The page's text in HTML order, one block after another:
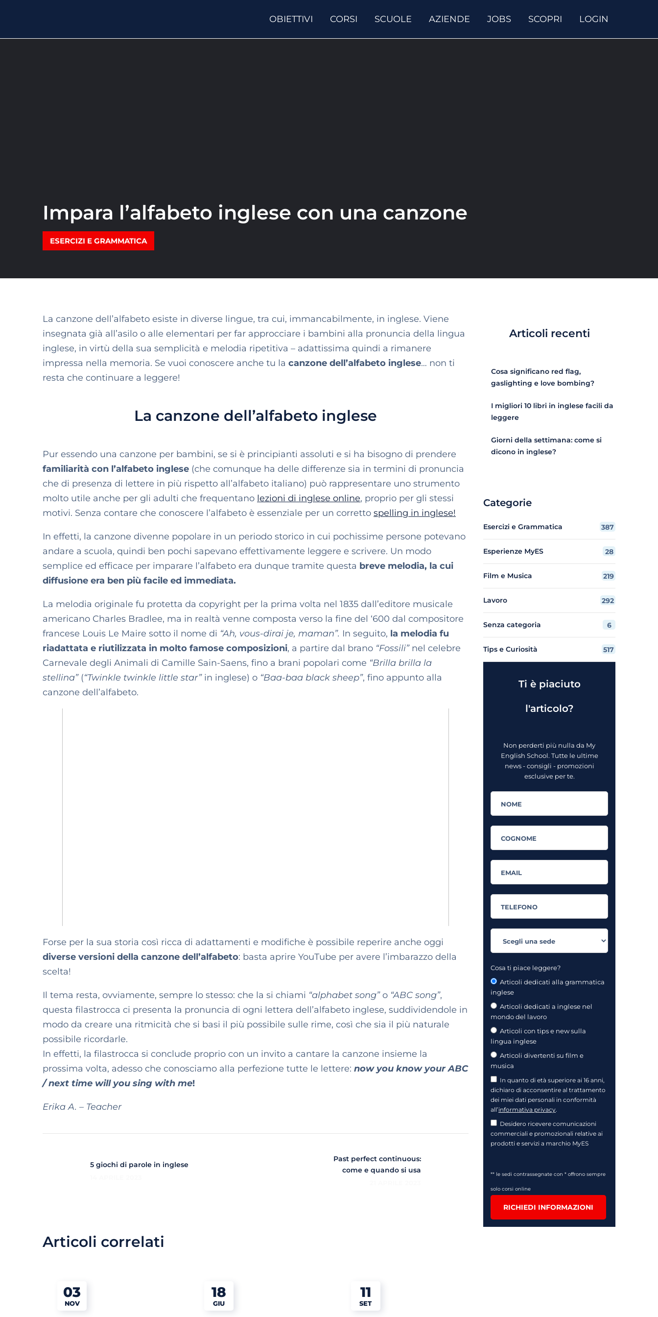
OBIETTIVI CORSI SCUOLE AZIENDE JOBS SCOPRI LOGIN
Impara l’alfabeto inglese con una canzone
ESERCIZI E GRAMMATICA
La canzone dell’alfabeto esiste in diverse lingue, tra cui, immancabilmente, in inglese. Viene
insegnata già all’asilo o alle elementari per far approcciare i bambini alla pronuncia della lingua
inglese, in virtù della sua semplicità e melodia ripetitiva – adattissima quindi a rimanere
impressa nella memoria. Se vuoi conoscere anche tu la canzone dell’alfabeto inglese… non ti
resta che continuare a leggere!
La canzone dell’alfabeto inglese
Pur essendo una canzone per bambini, se si è principianti assoluti e si ha bisogno di prendere
familiarità con l’alfabeto inglese (che comunque ha delle differenze sia in termini di pronuncia
che di presenza di lettere in più rispetto all’alfabeto italiano) può rappresentare uno strumento
molto utile anche per gli adulti che frequentano lezioni di inglese online, proprio per gli stessi
motivi. Senza contare che conoscere l’alfabeto è essenziale per un corretto spelling in inglese!
In effetti, la canzone divenne popolare in un periodo storico in cui pochissime persone potevano
andare a scuola, quindi ben pochi sapevano effettivamente leggere e scrivere. Un modo
semplice ed efficace per imparare l’alfabeto era dunque tramite questa breve melodia, la cui
diffusione era ben più facile ed immediata.
La melodia originale fu protetta da copyright per la prima volta nel 1835 dall’editore musicale
americano Charles Bradlee, ma in realtà venne composta verso la fine del ‘600 dal compositore
francese Louis Le Maire sotto il nome di “Ah, vous-dirai je, maman”. In seguito, la melodia fu
riadattata e riutilizzata in molto famose composizioni, a partire dal brano “Fossili” nel celebre
Carnevale degli Animali di Camille Sain-Saens, fino a brani popolari come “Brilla brilla la
stellina” (“Twinkle twinkle little star” in inglese) o “Baa-baa black sheep”, fino appunto alla
canzone dell’alfabeto.
Forse per la sua storia così ricca di adattamenti e modifiche è possibile reperire anche oggi
diverse versioni della canzone dell’alfabeto: basta aprire YouTube per avere l’imbarazzo della
scelta!
Il tema resta, ovviamente, sempre lo stesso: che la si chiami “alphabet song”o “ABC song”,
questa filastrocca ci presenta la pronuncia di ogni lettera dell’alfabeto inglese, suddividendole in
modo da creare una ritmicità che si basi il più possibile sulle rime, così che sia il più naturale
possibile ricordarle.
In effetti, la filastrocca si conclude proprio con un invito a cantare la canzone insieme la
prossima volta, adesso che conosciamo alla perfezione tutte le lettere: now you know your ABC
/ next time will you sing with me!
Erika A. – Teacher
5 giochi di parole in inglese
Past perfect continuous:
come e quando si usa
Articoli correlati
03
NOV
18
GIU
11
SET
Articoli recenti
Cosa significano red flag,
gaslighting e love bombing?
I migliori 10 libri in inglese facili da
leggere
Giorni della settimana: come si
dicono in inglese?
Categorie
Esercizi e Grammatica 387
Esperienze MyES 28
Film e Musica 219
Lavoro 292
Senza categoria 6
Tips e Curiosità 517
Ti è piaciuto
l'articolo?
Non perderti più nulla da My
English School. Tutte le ultime
news - consigli - promozioni
esclusive per te.
Cosa ti piace leggere?
Articoli dedicati alla grammatica
inglese
Articoli dedicati a inglese nel
mondo del lavoro
Articoli con tips e new sulla
lingua inglese
Articoli divertenti su film e
musica
In quanto di età superiore ai 16 anni,
dichiaro di acconsentire al trattamento
dei miei dati personali in conformità
all’informativa privacy.
Desidero ricevere comunicazioni
commerciali e promozionali relative ai
prodotti e servizi a marchio MyES
** le sedi contrassegnate con * offrono sempre
solo corsi online
RICHIEDI INFORMAZIONI